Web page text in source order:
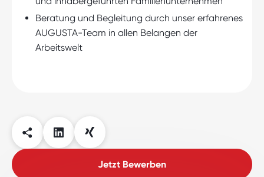
Beratung und Begleitung durch unser erfahrenes
AUGUSTA-Team in allen Belangen der
Arbeitswelt
Jetzt Bewerben